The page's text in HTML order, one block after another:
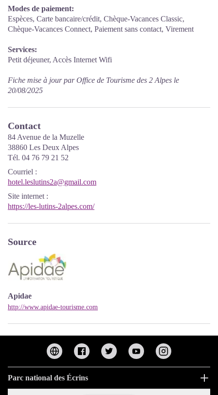
Modes de paiement:
Espèces, Carte bancaire/crédit, Chèque-Vacances Classic,
Chèque-Vacances Connect, Paiement sans contact, Virement
Services:
Petit déjeuner, Accès Internet Wifi
Fiche mise à jour par Office de Tourisme des 2 Alpes le
20/08/2025
Contact
84 Avenue de la Muzelle
38860 Les Deux Alpes
Tél. 04 76 79 21 52
Courriel :
hotel.leslutins2a@gmail.com
Site internet :
https://les-lutins-2alpes.com/
Source
Apidae
http://www.apidae-tourisme.com
Parc national des Écrins